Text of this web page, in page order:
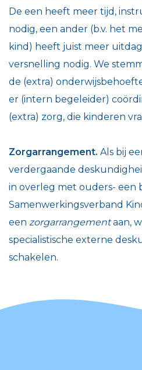
De een heeft meer tijd,
nodig, een ander (b.v. het
kind) heeft juist meer
versnelling nodig. We
de (extra)
er (intern begeleider)
(extra) zorg, die kinderen
Zorgarrangement. Als bij
verdergaande
in overleg met ouders- een
Samenwerkingsverband
een zorgarrangementaan,
specialistische externe
schakelen.